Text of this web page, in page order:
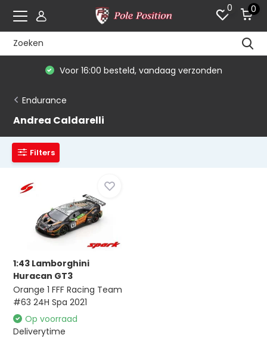
0 0
Voor 16:00 besteld, vandaag verzonden
Endurance
Andrea Caldarelli
Filters
1:43 Lamborghini
Huracan GT3
Orange 1 FFF Racing Team
#63 24H Spa 2021
Op voorraad
Deliverytime